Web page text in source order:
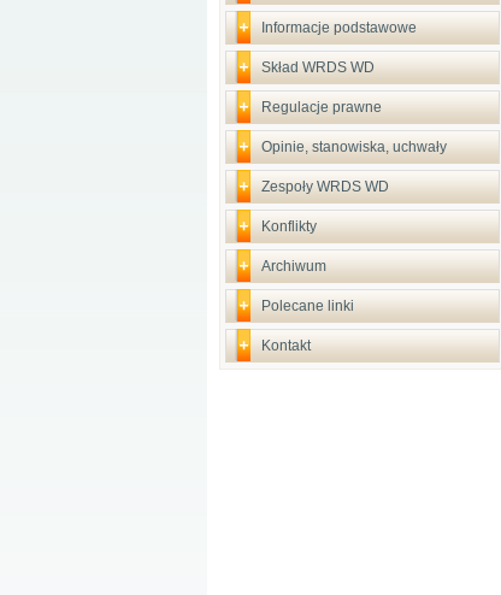
Informacje podstawowe
Skład WRDS WD
Regulacje prawne
Opinie, stanowiska, uchwały
Zespoły WRDS WD
Konflikty
Archiwum
Polecane linki
Kontakt